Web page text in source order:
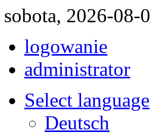
sobota, 2026-08-
logowanie
administrator
Select language
Deutsch